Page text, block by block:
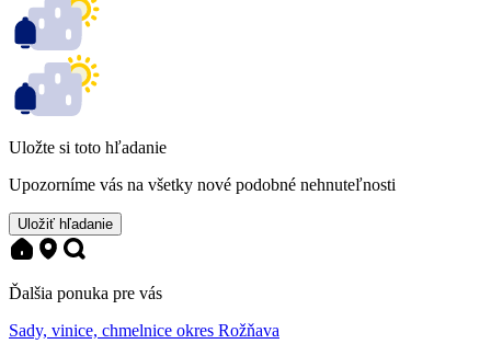
Uložte si toto hľadanie
Upozorníme vás na všetky nové podobné nehnuteľnosti
Uložiť hľadanie
Ďalšia ponuka pre vás
Sady, vinice, chmelnice okres Rožňava